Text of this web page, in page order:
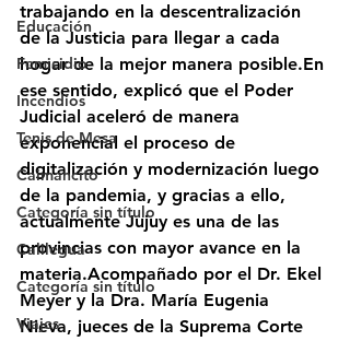
Educación
Femicidio
Incendios
Tenis de Mesa
Caimancito
Categoría sin título
Calilegua
Categoría sin título
Viajes
trabajando en la descentralización
de la Justicia para llegar a cada
hogar de la mejor manera posible.En
ese sentido, explicó que el Poder
Judicial aceleró de manera
exponencial el proceso de
digitalización y modernización luego
de la pandemia, y gracias a ello,
actualmente Jujuy es una de las
provincias con mayor avance en la
materia.Acompañado por el Dr. Ekel
Meyer y la Dra. María Eugenia
Nieva, jueces de la Suprema Corte